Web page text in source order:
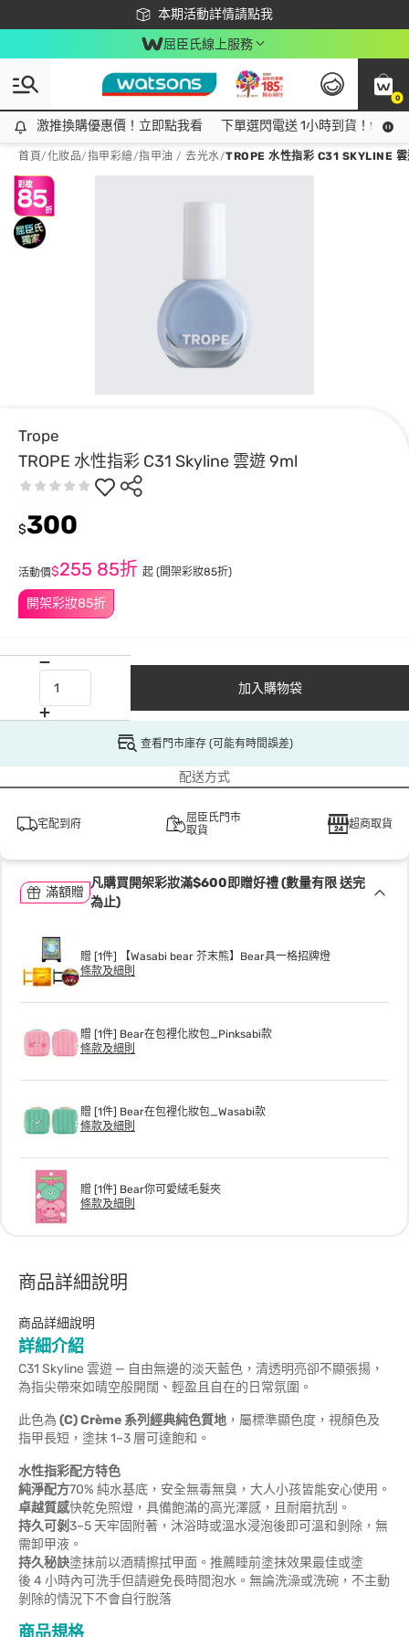
本期活動詳情請點我
下載app最高回饋$350
屈臣氏線上服務
0
激推換購優惠價！立即點我看
激推換購優惠價！立即點我看 下單選閃電送 1小時到貨！領神
首頁/化妝品/指甲彩繪/指甲油 / 去光水/TROPE 水性指彩 C31 SKYLINE
Trope
TROPE 水性指彩 C31 Skyline 雲遊 9ml
開架彩妝85折
$300
活動價$255 85折 起 (開架彩妝85折)
加入購物袋
查看門市庫存 (可能有時間誤差)
配送方式
宅配到府
屈臣氏門市
取貨
超商取貨
滿額贈
凡購買開架彩妝滿$600即贈好禮 (數量有限 送完
為止)
贈 [1件] 【Wasabi bear 芥末熊】Bear具一格招牌燈
條款及細則
贈 [1件] Bear在包裡化妝包_Pinksabi款
條款及細則
贈 [1件] Bear在包裡化妝包_Wasabi款
條款及細則
贈 [1件] Bear你可愛絨毛髮夾
條款及細則
商品詳細說明
商品詳細說明
詳細介紹
C31 Skyline 雲遊 — 自由無邊的淡天藍色，清透明亮卻不顯張揚，
為指尖帶來如晴空般開闊、輕盈且自在的日常氛圍。
此色為 (C) Crème 系列經典純色質地 ，屬標準顯色度，視顏色及
指甲長短，塗抹 1–3 層可達飽和。
水性指彩配方特色
純淨配方70% 純水基底，安全無毒無臭，大人小孩皆能安心使用。
卓越質感快乾免照燈，具備飽滿的高光澤感，且耐磨抗刮。
持久可剝3–5 天牢固附著，沐浴時或溫水浸泡後即可溫和剝除，無
需卸甲液。
持久秘訣塗抹前以酒精擦拭甲面。推薦睡前塗抹效果最佳或塗
後 4 小時內可洗手但請避免長時間泡水。無論洗澡或洗碗，不主動
剝除的情況下不會自行脫落
商品規格